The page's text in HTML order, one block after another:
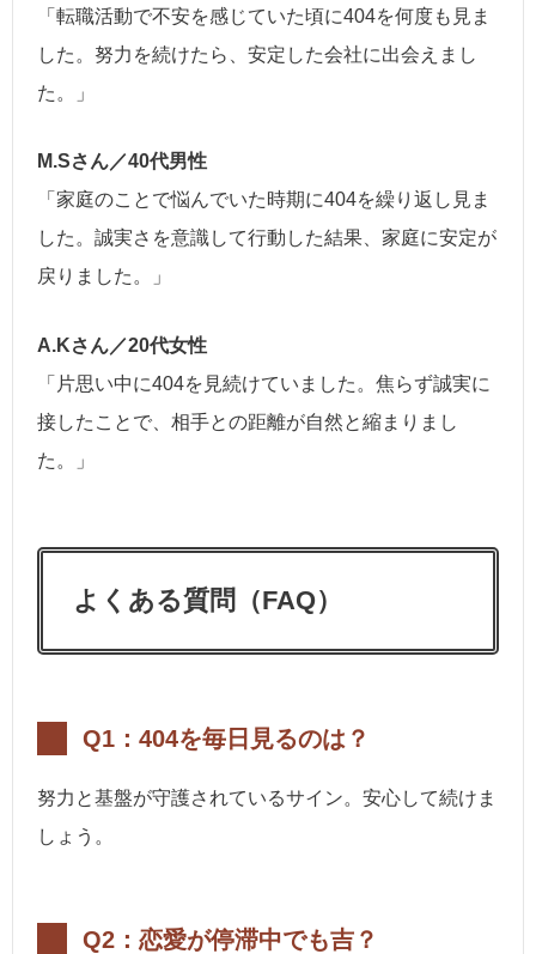
「転職活動で不安を感じていた頃に404を何度も見ま
した。努力を続けたら、安定した会社に出会えまし
た。」
M.Sさん／40代男性
「家庭のことで悩んでいた時期に404を繰り返し見ま
した。誠実さを意識して行動した結果、家庭に安定が
戻りました。」
A.Kさん／20代女性
「片思い中に404を見続けていました。焦らず誠実に
接したことで、相手との距離が自然と縮まりまし
た。」
よくある質問（FAQ）
Q1：404を毎日見るのは？
努力と基盤が守護されているサイン。安心して続けま
しょう。
Q2：恋愛が停滞中でも吉？